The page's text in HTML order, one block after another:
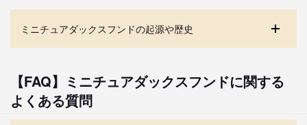
ミニチュアダックスフンドの起源や歴史
【FAQ】ミニチュアダックスフンドに関する
よくある質問